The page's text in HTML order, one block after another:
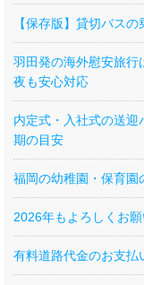
【保存版】貸切バス
羽田発の海外慰安旅行
夜も安心対応
内定式・入社式の送
期の目安
福岡の幼稚園・保育園
2026年もよろしくお
有料道路代金のお支払